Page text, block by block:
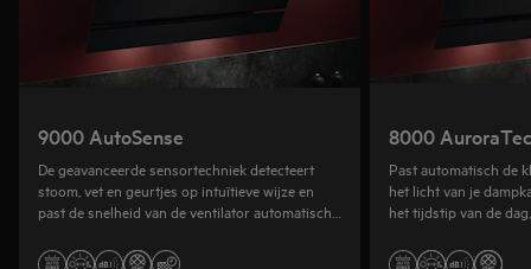
9000 AutoSense
De geavanceerde sensortechniek detecteert
stoom, vet en geurtjes op intuïtieve wijze en
past de snelheid van de ventilator automatisch
8000
Past automatisch de
het licht van je
het tijdstip van de